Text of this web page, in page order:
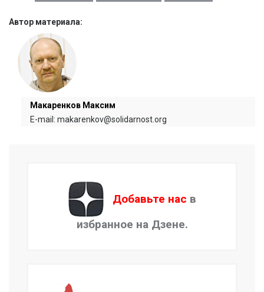
Автор материала:
Макаренков Максим
E-mail: makarenkov@solidarnost.org
Добавьте нас в
избранное на Дзене.